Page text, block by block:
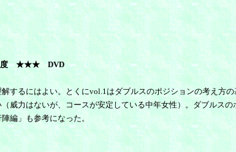
★★★ DVD
るにはよい。とくにvol.1はダブルスのポジションの考え方
威力はないが、コースが安定している中年女性）。ダブルス
編」も参考になった。